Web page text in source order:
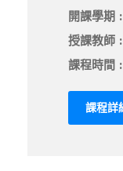
開課學期 :
授課教師 :
課程時間 :
課程詳